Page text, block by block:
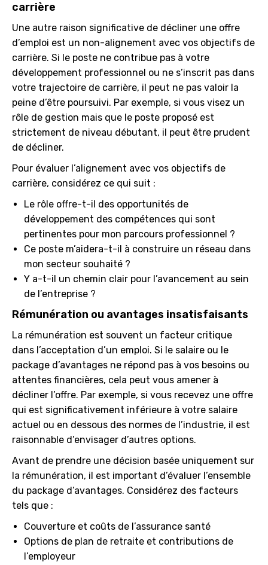
carrière
Une autre raison significative de décliner une offre
d’emploi est un non-alignement avec vos objectifs de
carrière. Si le poste ne contribue pas à votre
développement professionnel ou ne s’inscrit pas dans
votre trajectoire de carrière, il peut ne pas valoir la
peine d’être poursuivi. Par exemple, si vous visez un
rôle de gestion mais que le poste proposé est
strictement de niveau débutant, il peut être prudent
de décliner.
Pour évaluer l’alignement avec vos objectifs de
carrière, considérez ce qui suit :
Le rôle offre-t-il des opportunités de
développement des compétences qui sont
pertinentes pour mon parcours professionnel ?
Ce poste m’aidera-t-il à construire un réseau dans
mon secteur souhaité ?
Y a-t-il un chemin clair pour l’avancement au sein
de l’entreprise ?
Rémunération ou avantages insatisfaisants
La rémunération est souvent un facteur critique
dans l’acceptation d’un emploi. Si le salaire ou le
package d’avantages ne répond pas à vos besoins ou
attentes financières, cela peut vous amener à
décliner l’offre. Par exemple, si vous recevez une offre
qui est significativement inférieure à votre salaire
actuel ou en dessous des normes de l’industrie, il est
raisonnable d’envisager d’autres options.
Avant de prendre une décision basée uniquement sur
la rémunération, il est important d’évaluer l’ensemble
du package d’avantages. Considérez des facteurs
tels que :
Couverture et coûts de l’assurance santé
Options de plan de retraite et contributions de
l’employeur